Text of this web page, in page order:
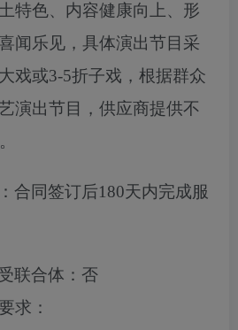
特色、内容健康向上、形
闻乐见，具体演出节目采
大戏或3-5折子戏，根据群众
演出节目，供应商提供不
。
合同签订后180天内完成服
联合体 ：否
求 ：